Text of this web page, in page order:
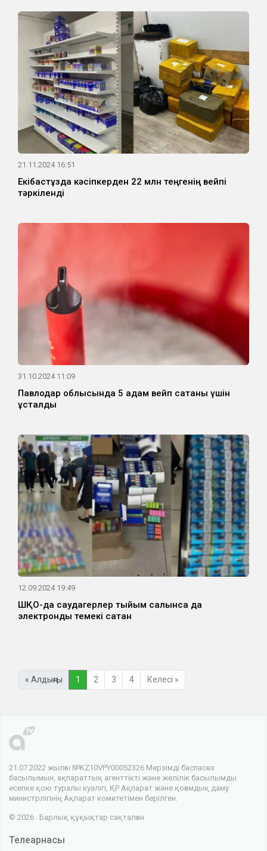
21.11.2024 16:51
Екібастұзда кәсіпкерден 22 млн теңгенің вейпі
тәркіленді
31.10.2024 11:09
Павлодар облысында 5 адам вейп сатқаны үшін
ұсталды
12.09.2024 19:49
ШҚО-да саудагерлер тыйым салынса да
электронды темекі сатқан
« Алдыңғы 1 2 3 4 Келесі »
21.07.2022 жылғы №KZ10VPY00052326 Мерзімді баспасөз
басылымын, ақпараттық агенттікті және желілік басылымды
есепке қою туралы куәлігі, ҚР Ақпарат және қоғамдық даму
министрлігінің Ақпарат комитетімен берілген.
© 2026 . Барлық құқықтар сақталған
Телеарнасы